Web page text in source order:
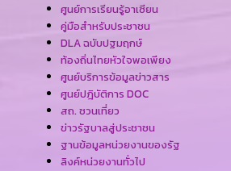
ศูนย์การเรียนรู้อาเซียน
คู่มือสำหรับประชาชน
DLA ฉบับปฐมฤกษ์
ท้องถิ่นไทยหัวใจพอเพียง
ศูนย์บริการข้อมูลข่าวสาร
ศูนย์ปฎิบัติการ DOC
สถ. ชวนเที่ยว
ข่าวรัฐบาลสู่ประชาชน
ฐานข้อมูลหน่วยงานของรัฐ
ลิงค์หน่วยงานทั่วไป